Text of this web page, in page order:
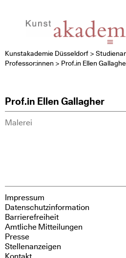
Kunstakademie Düsseldorf >
Professor:innen > Prof.in Ellen
Prof.in Ellen Gallagher
Malerei
Impressum
Datenschutzinformation
Barrierefreiheit
Amtliche Mitteilungen
Presse
Stellenanzeigen